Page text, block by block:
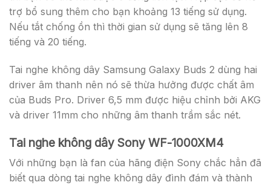
trợ bổ sung thêm cho bạn khoảng 13 tiếng sử dụng.
Nếu tắt chống ồn thì thời gian sử dụng sẽ tăng lên 8
tiếng và 20 tiếng.
Tai nghe không dây Samsung Galaxy Buds 2 dùng hai
driver âm thanh nên nó sẽ thừa hưởng được chất âm
của Buds Pro. Driver 6,5 mm được hiệu chỉnh bởi AKG
và driver 11mm cho những âm thanh trầm sắc nét.
Tai nghe không dây Sony WF-1000XM4
Với những bạn là fan của hãng điện Sony chắc hẳn đã
biết qua dòng tai nghe không dây đình đám và thành